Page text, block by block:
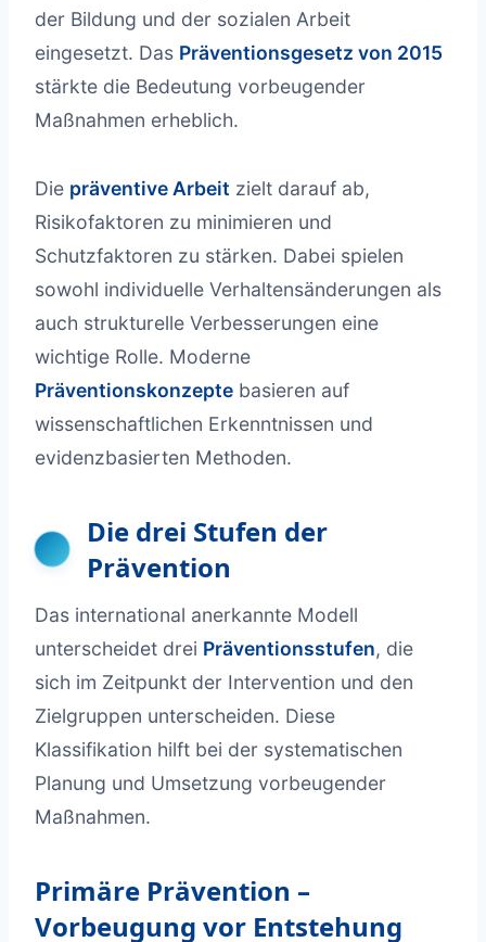
der Bildung und der sozialen Arbeit
eingesetzt. Das Präventionsgesetz von 2015
stärkte die Bedeutung vorbeugender
Maßnahmen erheblich.
Die präventive Arbeit zielt darauf ab,
Risikofaktoren zu minimieren und
Schutzfaktoren zu stärken. Dabei spielen
sowohl individuelle Verhaltensänderungen als
auch strukturelle Verbesserungen eine
wichtige Rolle. Moderne
Präventionskonzepte basieren auf
wissenschaftlichen Erkenntnissen und
evidenzbasierten Methoden.
Die drei Stufen der
Prävention
Das international anerkannte Modell
unterscheidet drei Präventionsstufen, die
sich im Zeitpunkt der Intervention und den
Zielgruppen unterscheiden. Diese
Klassifikation hilft bei der systematischen
Planung und Umsetzung vorbeugender
Maßnahmen.
Primäre Prävention –
Vorbeugung vor Entstehung